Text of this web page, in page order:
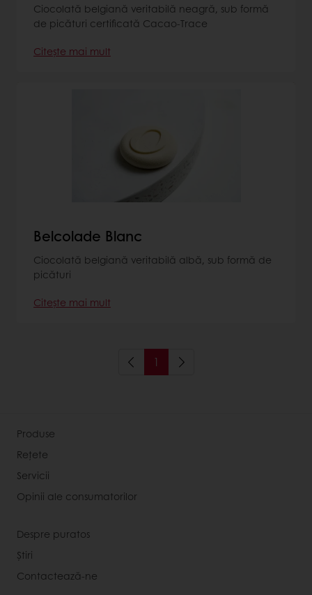
Ciocolată belgiană veritabilă neagră, sub formă
de picături certificată Cacao-Trace
Citește mai mult
Belcolade Blanc
Ciocolată belgiană veritabilă albă, sub formă de
picături
Citește mai mult
1
Produse
Rețete
Servicii
Opinii ale consumatorilor
Despre puratos
Știri
Contactează-ne